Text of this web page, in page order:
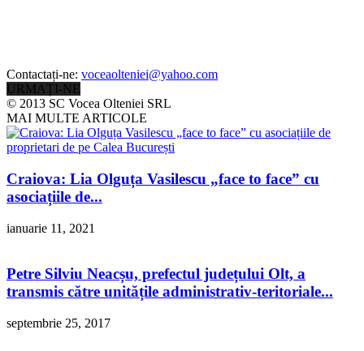
Contactați-ne: voceaolteniei@yahoo.com
URMAȚI-NE
© 2013 SC Vocea Olteniei SRL
MAI MULTE ARTICOLE
Craiova: Lia Olguța Vasilescu „face to face” cu
asociațiile de...
ianuarie 11, 2021
Petre Silviu Neacșu, prefectul județului Olt, a
transmis către unitățile administrativ-teritoriale...
septembrie 25, 2017